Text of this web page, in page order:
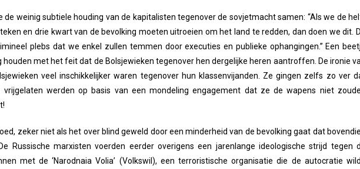
de weinig subtiele houding van de kapitalisten tegenover de sovjetmacht samen: “Als we de
en drie kwart van de bevolking moeten uitroeien om het land te redden, dan doen we dit.
plebs dat we enkel zullen temmen door executies en publieke ophangingen.” Een
met het feit dat de Bolsjewieken tegenover hen dergelijke heren aantroffen. De ironie
veel inschikkelijker waren tegenover hun klassenvijanden. Ze gingen zelfs zo ver
vrijgelaten werden op basis van een mondeling engagement dat ze de wapens niet
zeker niet als het over blind geweld door een minderheid van de bevolking gaat dat
Russische marxisten voerden eerder overigens een jarenlange ideologische strijd tegen
met de ‘Narodnaia Volia’ (Volkswil), een terroristische organisatie die de autocratie